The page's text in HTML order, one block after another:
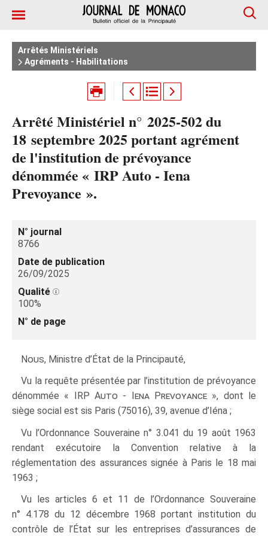
Arrêtés Ministériels
Agréments - Habilitations
Arrêté Ministériel n° 2025‑502 du
18 septembre 2025 portant agrément
de l'institution de prévoyance
dénommée « IRP Auto - Iena
Prevoyance ».
N° journal
8766
Date de publication
26/09/2025
Qualité
100%
N° de page
Nous, Ministre d’État de la Principauté,
Vu la requête présentée par l’institution de prévoyance
dénommée « IRP Auto - Iena Prevoyance », dont le
siège social est sis Paris (75016), 39, avenue d’Iéna ;
Vu l’Ordonnance Souveraine n° 3.041 du 19 août 1963
rendant exécutoire la Convention relative à la
réglementation des assurances signée à Paris le 18 mai
1963 ;
Vu les articles 6 et 11 de l’Ordonnance Souveraine
n° 4.178 du 12 décembre 1968 portant institution du
contrôle de l’État sur les entreprises d’assurances de